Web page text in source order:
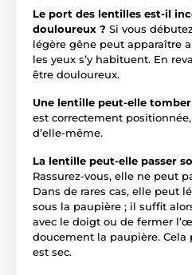
Le port des lentilles est-il
douloureux ? Si vous
légère gêne peut apparaître
les yeux s’y habituent. En
être douloureux.
Une lentille peut-elle
est correctement
d’elle-même.
La lentille peut-elle passer
Rassurez-vous, elle ne peut
Dans de rares cas, elle peut
sous la paupière ; il suffit
avec le doigt ou de fermer
doucement la paupière.
est sec.